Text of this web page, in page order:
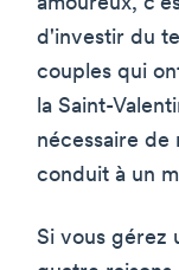
d'investir du
couples qui
la Saint-
nécessaire
conduit à un
Si vous gérez